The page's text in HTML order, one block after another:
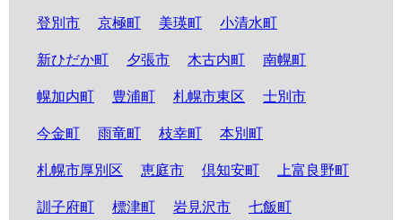
登別市 京極町 美瑛町 小清水町
新ひだか町 夕張市 木古内町 南幌町
幌加内町 豊浦町 札幌市東区 士別市
今金町 雨竜町 枝幸町 本別町
札幌市厚別区 恵庭市 倶知安町 上富良野町
訓子府町 標津町 岩見沢市 七飯町